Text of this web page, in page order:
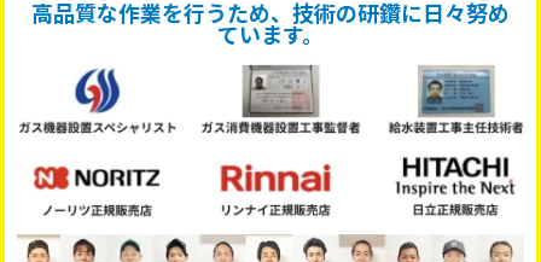
高品質な作業を行うため、技術の研鑽に日々努め
ています。